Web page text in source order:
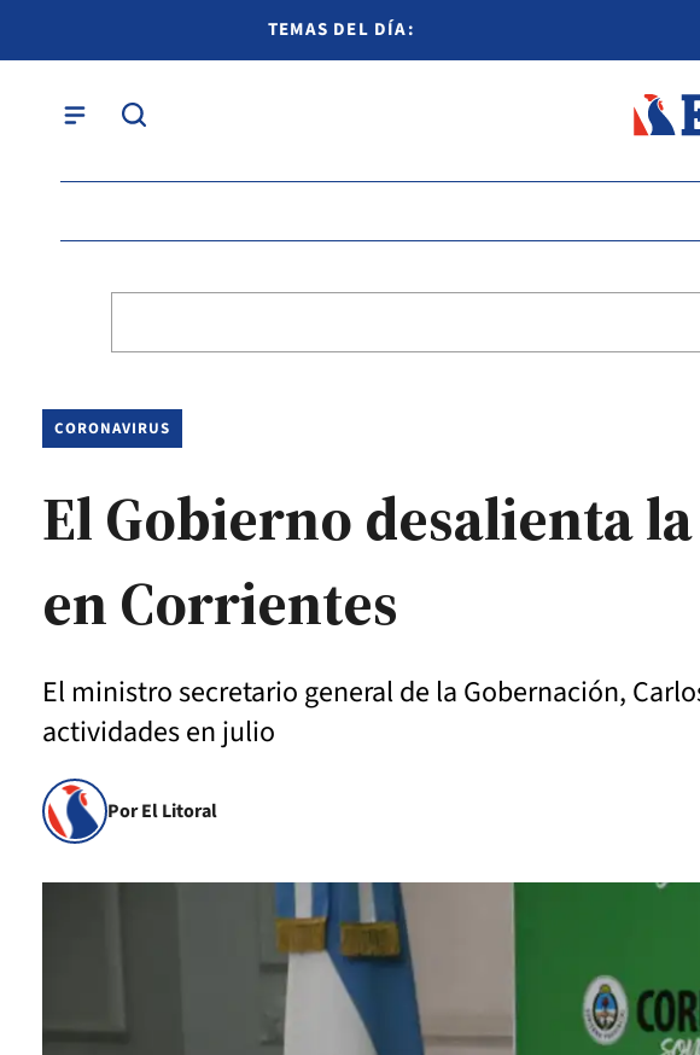
TEMAS DEL DÍA:
CORONAVIRUS
El Gobierno desalienta
en Corrientes
El ministro secretario general de la Gobernación,
actividades en julio
Por El Litoral